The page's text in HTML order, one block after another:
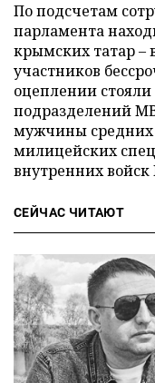
По подсчетам
парламента
крымских татар –
участников
оцеплении
подразделений
мужчины средних
милицейских
внутренних
СЕЙЧАС ЧИТАЮТ